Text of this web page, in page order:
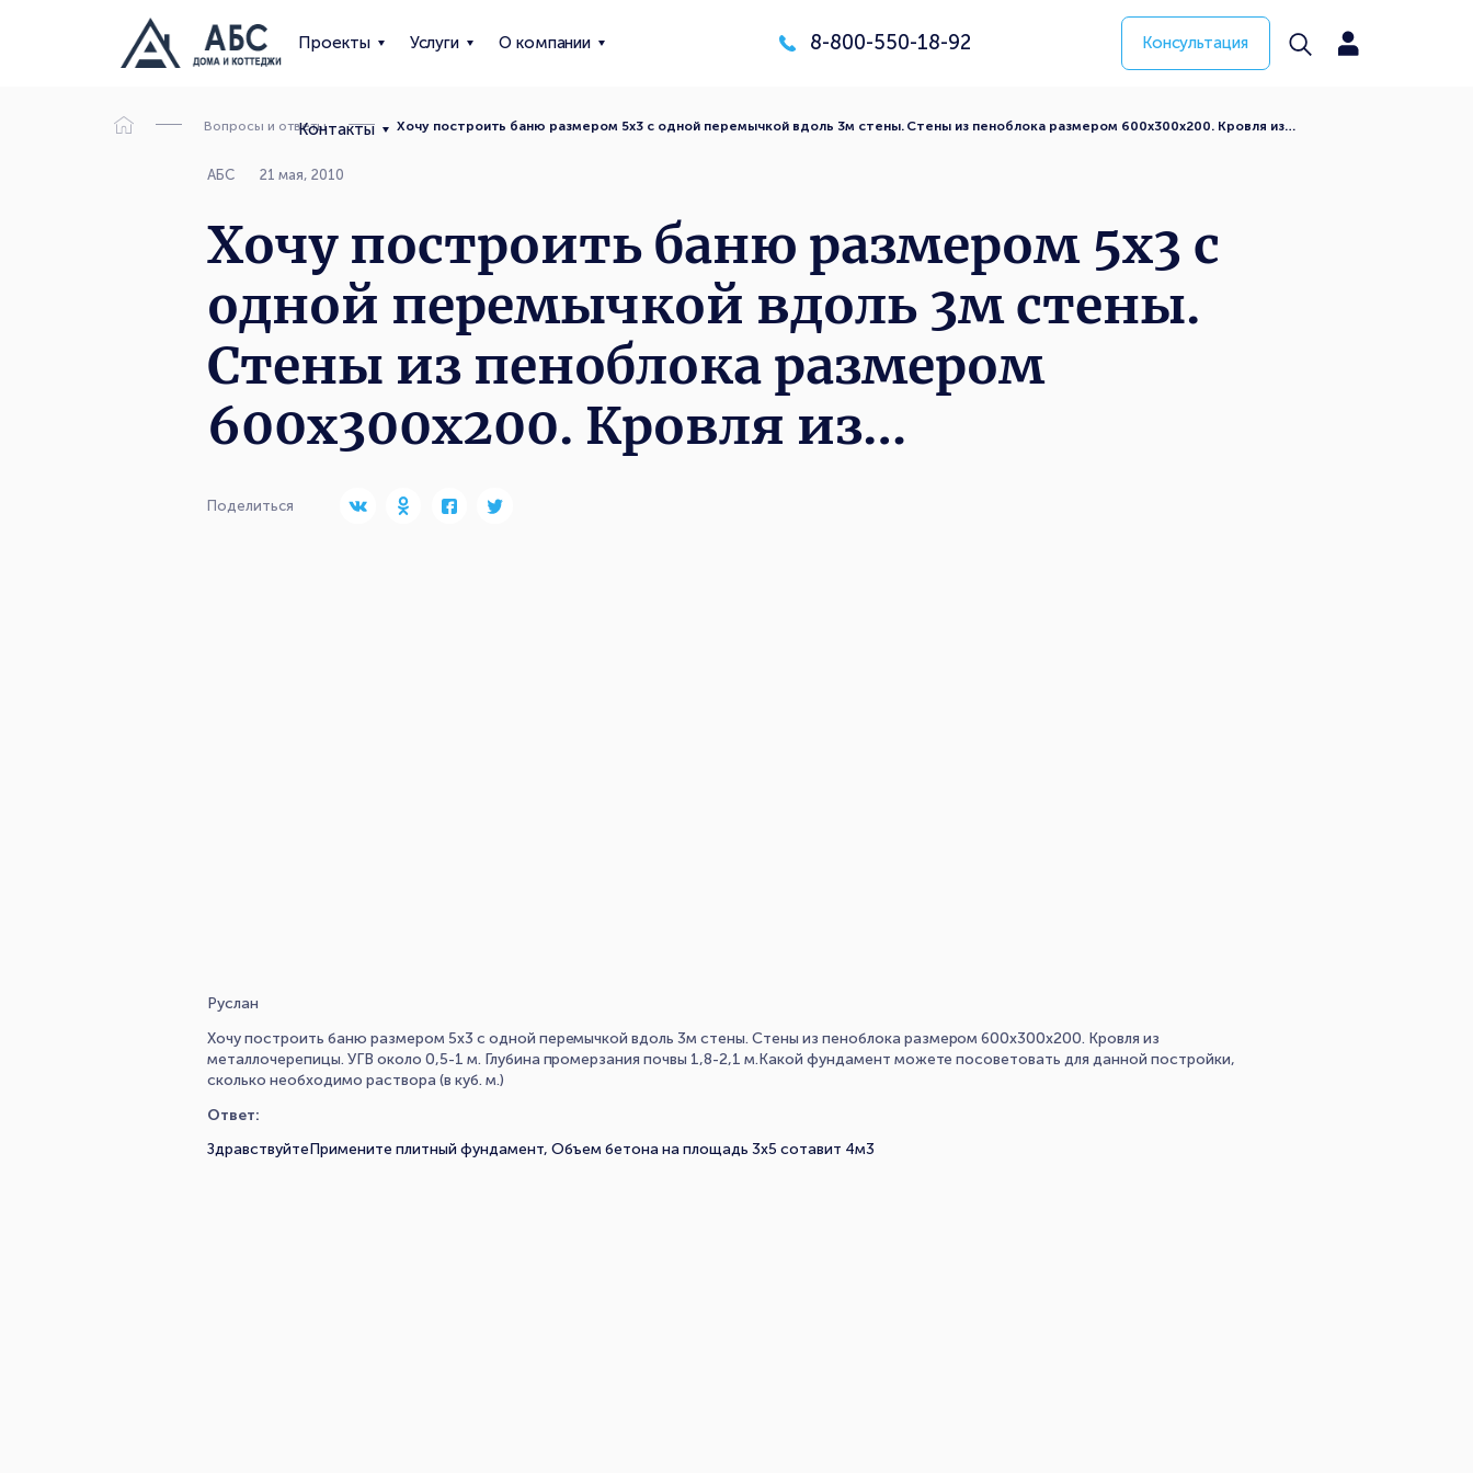
Проекты Услуги О компании
Контакты
8-800-550-18-92 Консультация
Вопросы и ответы Хочу построить баню размером 5х3 с одной перемычкой вдоль 3м стены. Стены из пеноблока размером 600х300х200. Кровля из…
АБС 21 мая, 2010
Хочу построить баню размером 5х3 с
одной перемычкой вдоль 3м стены.
Стены из пеноблока размером
600х300х200. Кровля из…
Поделиться
Руслан
Хочу построить баню размером 5х3 с одной перемычкой вдоль 3м стены. Стены из пеноблока размером 600х300х200. Кровля из
металлочерепицы. УГВ около 0,5-1 м. Глубина промерзания почвы 1,8-2,1 м.Какой фундамент можете посоветовать для данной постройки,
сколько необходимо раствора (в куб. м.)
Ответ:
ЗдравствуйтеПримените плитный фундамент, Объем бетона на площадь 3х5 сотавит 4м3